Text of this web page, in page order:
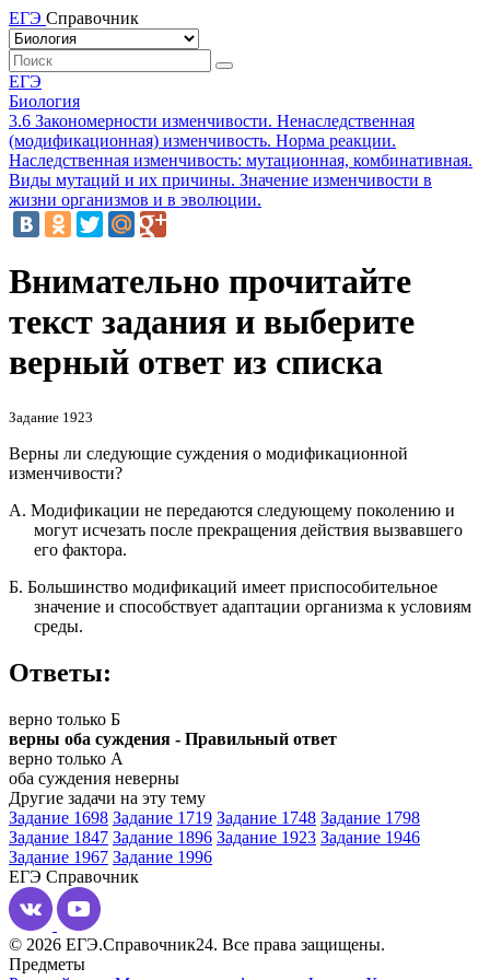
ЕГЭ Справочник
ЕГЭ
Биология
3.6 Закономерности изменчивости. Ненаследственная
(модификационная) изменчивость. Норма реакции.
Наследственная изменчивость: мутационная, комбинативная.
Виды мутаций и их причины. Значение изменчивости в
жизни организмов и в эволюции.
Внимательно прочитайте
текст задания и выберите
верный ответ из списка
Задание 1923
Верны ли следующие суждения о модификационной
изменчивости?
А. Модификации не передаются следующему поколению и
могут исчезать после прекращения действия вызвавшего
его фактора.
Б. Большинство модификаций имеет приспособительное
значение и способствует адаптации организма к условиям
среды.
Ответы:
верно только Б
верны оба суждения - Правильный ответ
верно только А
оба суждения неверны
Другие задачи на эту тему
Задание 1698 Задание 1719 Задание 1748 Задание 1798
Задание 1847 Задание 1896 Задание 1923 Задание 1946
Задание 1967 Задание 1996
ЕГЭ Справочник
© 2026 ЕГЭ.Справочник24. Все права защищены.
Предметы